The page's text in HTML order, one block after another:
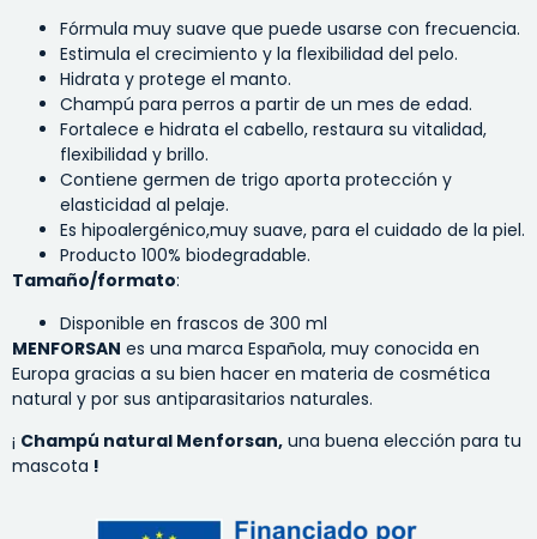
Fórmula muy suave que puede usarse con frecuencia.
Estimula el crecimiento y la flexibilidad del pelo.
Hidrata y protege el manto.
Champú para perros a partir de un mes de edad.
Fortalece e hidrata el cabello, restaura su vitalidad,
flexibilidad y brillo.
Contiene germen de trigo aporta protección y
elasticidad al pelaje.
Es hipoalergénico,muy suave, para el cuidado de la piel.
Producto 100% biodegradable.
Tamaño/formato:
Disponible en frascos de 300 ml
MENFORSAN es una marca Española, muy conocida en
Europa gracias a su bien hacer en materia de cosmética
natural y por sus antiparasitarios naturales.
¡ Champú natural Menforsan, una buena elección para tu
mascota !